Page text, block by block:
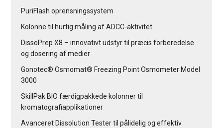
PuriFlash oprensningssystem
Kolonne til hurtig måling af ADCC-aktivitet
DissoPrep X8 – innovativt udstyr til præcis forberedelse
og dosering af medier
Gonotec® Osmomat® Freezing Point Osmometer Model
3000
SkillPak BIO færdigpakkede kolonner til
kromatografiapplikationer
Avanceret Dissolution Tester til pålidelig og effektiv